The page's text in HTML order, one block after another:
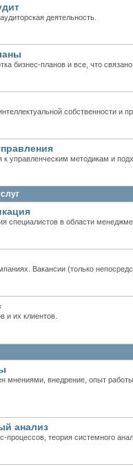
деятельность.
бизнес-планов и все, что
собственности и
управленческим методикам и
специалистов в области
Вакансии (только
и их клиентов.
мнениями, внедрение, опыт работы
анализ
процессов, теория системного